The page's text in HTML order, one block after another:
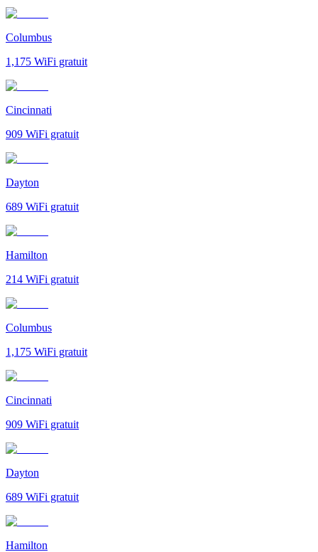
Columbus
1,175 WiFi gratuit
Cincinnati
909 WiFi gratuit
Dayton
689 WiFi gratuit
Hamilton
214 WiFi gratuit
Columbus
1,175 WiFi gratuit
Cincinnati
909 WiFi gratuit
Dayton
689 WiFi gratuit
Hamilton